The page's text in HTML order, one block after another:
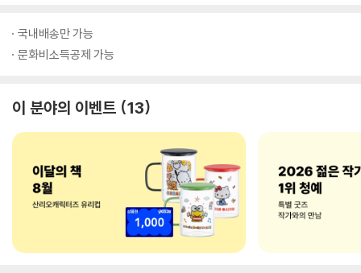
국내배송만 가능
문화비소득공제 가능
이 분야의 이벤트 13